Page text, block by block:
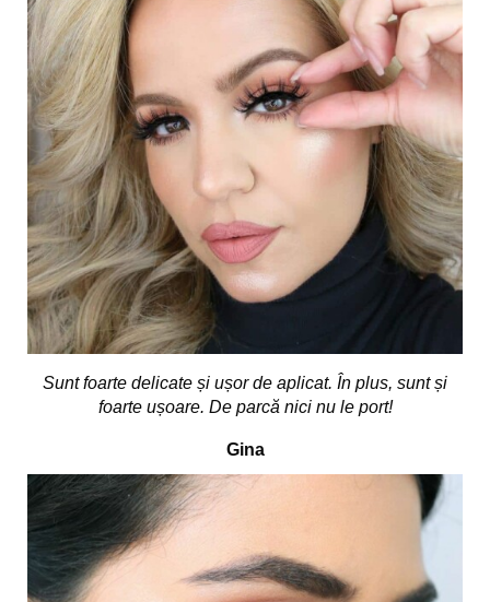
Sunt foarte delicate și ușor de aplicat. În plus, sunt și
foarte ușoare. De parcă nici nu le port!
Gina